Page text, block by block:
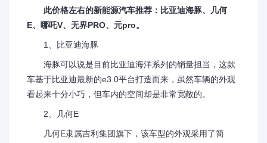
此价格左右的新能源汽车推荐：比亚迪海豚、几何
E、哪吒V、无界PRO、元pro。
1、比亚迪海豚
海豚可以说是目前比亚迪海洋系列的销量担当，这款
车基于比亚迪最新的e3.0平台打造而来，虽然车辆的外观
看起来十分小巧，但车内的空间却是非常宽敞的。
2、几何E
几何E隶属吉利集团旗下，该车型的外观采用了简